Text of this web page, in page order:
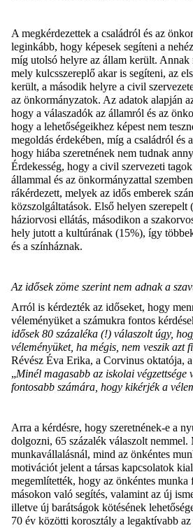
A megkérdezettek a családról és az
leginkább, hogy képesek segíteni a
míg utolsó helyre az állam került. Annak
mely kulcsszereplő akar is segíteni, az
került, a második helyre a civil
az önkormányzatok. Az adatok alapján
hogy a válaszadók az államról és az
hogy a lehetőségeikhez képest nem
megoldás érdekében, míg a családról és
hogy hiába szeretnének nem tudnak
Érdekesség, hogy a civil szervezeti
állammal és az önkormányzattal
rákérdezett, melyek az idős emberek
közszolgáltatások. Első helyen szerepelt
háziorvosi ellátás, másodikon a
hely jutott a kultúrának (15%), így
és a színháznak.
Az idősek zöme szerint nem adnak a
Arról is kérdezték az időseket, hogy
véleményüket a számukra fontos
idősek 80 százaléka (!) válaszolt úgy,
véleményüket, ha mégis, nem veszik azt
Révész Éva Erika, a Corvinus oktatója,
„Minél magasabb az iskolai végzettsége
fontosabb számára, hogy kikérjék a
Arra a kérdésre, hogy szeretnének-e a
dolgozni, 65 százalék válaszolt nemmel.
munkavállalásnál, mind az önkéntes
motivációt jelent a társas kapcsolatok
megemlítették, hogy az önkéntes munka
másokon való segítés, valamint az új
illetve új barátságok kötésének
70 év közötti korosztály a legaktívabb